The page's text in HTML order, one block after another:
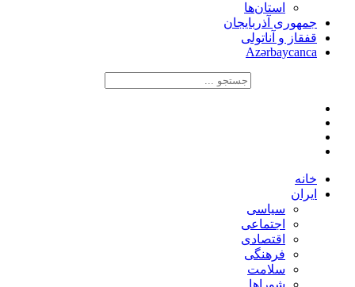
استان‌ها
جمهوری آذربایجان
قفقاز و آناتولی
Azərbaycanca
خانه
ایران
سیاسی
اجتماعی
اقتصادی
فرهنگی
سلامت
شوراها